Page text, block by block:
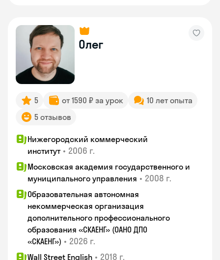
Олег
5 от 1590 ₽ за урок
10 лет опыта
5 отзывов
Нижегородский коммерческий
институт • 2006 г.
Московская академия государственного и
муниципального управления • 2008 г.
Образовательная автономная
некоммерческая организация
дополнительного профессионального
образования «СКАЕНГ» (ОАНО ДПО
«СКАЕНГ») • 2026 г.
Wall Street English • 2018 г.